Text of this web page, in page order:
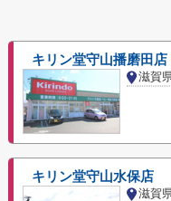
キリン堂守山播磨田店
滋賀
キリン堂守山水保店
滋賀